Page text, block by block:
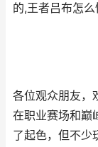
的,王者吕布怎
各位观众朋友，
在职业赛场和巅
了起色，但不少